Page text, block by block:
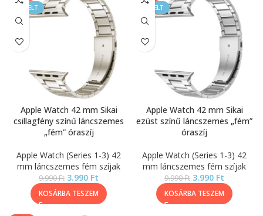
KIEMELT
Apple Watch 42 mm Sikai
csillagfény színű láncszemes
„fém” óraszíj
Apple Watch (Series 1-3) 42
mm láncszemes fém szíjak
9.990Ft 3.990 Ft
KOSÁRBA TESZEM
KIEMELT
Apple Watch 42 mm Sikai
ezüst színű láncszemes „fém”
óraszíj
Apple Watch (Series 1-3) 42
mm láncszemes fém szíjak
9.990Ft 3.990 Ft
KOSÁRBA TESZEM